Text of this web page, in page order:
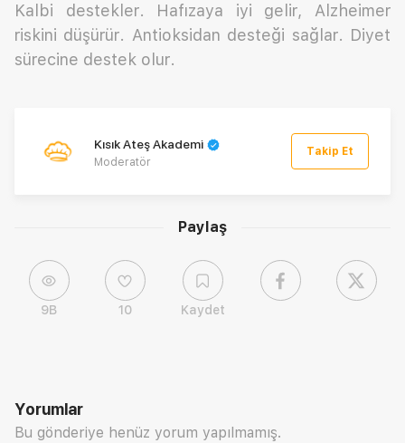
Paylaş
9B 10 Kaydet
Kalbi destekler. Hafızaya iyi gelir, Alzheimer
riskini düşürür. Antioksidan desteği sağlar. Diyet
sürecine destek olur.
Kısık Ateş Akademi
Moderatör
Takip Et
Yorumlar
Bu gönderiye henüz yorum yapılmamış.